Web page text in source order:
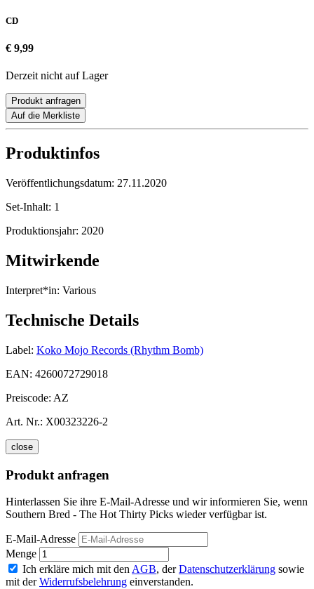
CD
€ 9,99
Derzeit nicht auf Lager
Produkt anfragen
Auf die Merkliste
Produktinfos
Veröffentlichungsdatum: 27.11.2020
Set-Inhalt: 1
Produktionsjahr: 2020
Mitwirkende
Interpret*in: Various
Technische Details
Label: Koko Mojo Records (Rhythm Bomb)
EAN: 4260072729018
Preiscode: AZ
Art. Nr.: X00323226-2
close
Produkt anfragen
Hinterlassen Sie ihre E-Mail-Adresse und wir informieren Sie, wenn
Southern Bred - The Hot Thirty Picks wieder verfügbar ist.
E-Mail-Adresse
Menge
Ich erkläre mich mit den AGB, derDatenschutzerklärung sowie
mit derWiderrufsbelehrung einverstanden.